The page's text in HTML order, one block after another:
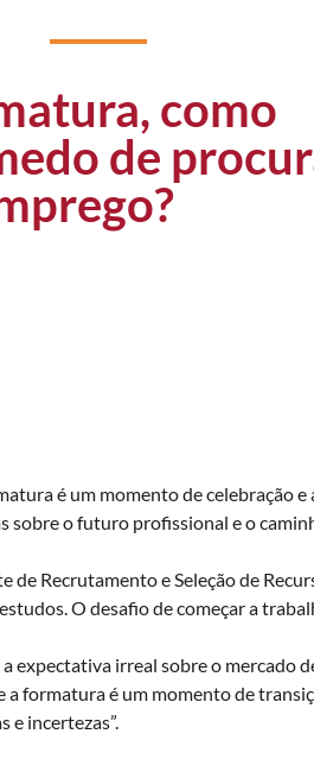
como
de
é um momento de celebração
sobre o futuro profissional e o
de Recrutamento e Seleção de
O desafio de começar a
expectativa irreal sobre o mercado
formatura é um momento de
e incertezas”.